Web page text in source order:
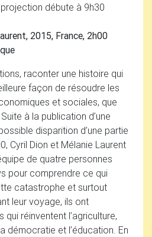
débute à 9h30
2015, France, 2h00
raconter une histoire qui
façon de résoudre les
et sociales, que
Suite à la publication d’une
disparition d’une partie
Cyril Dion et Mélanie Laurent
de quatre personnes
pour comprendre ce qui
catastrophe et surtout
leur voyage, ils ont
qui réinventent l’agriculture,
démocratie et l’éducation. En